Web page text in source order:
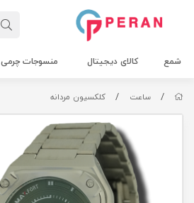
شمع کالای دیجیتال منسوجات چرمی
/ ساعت / کلکسیون مردانه